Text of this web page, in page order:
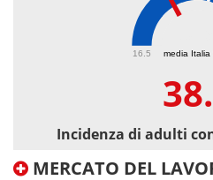
media Italia
16.5
Incidenza di adulti
MERCATO DEL